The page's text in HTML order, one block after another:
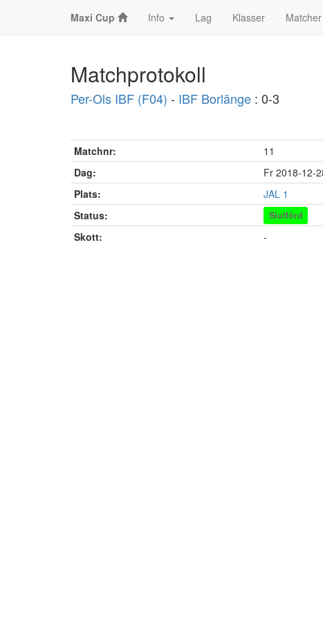
Maxi Cup Info Lag Klasser Matcher
Matchprotokoll
Per-Ols IBF (F04) - IBF Borlänge : 0-3
Matchnr: 11
Dag:
Fr 2018-12-
Plats:
JAL 1
Status:
Slutförd
Skott:
-